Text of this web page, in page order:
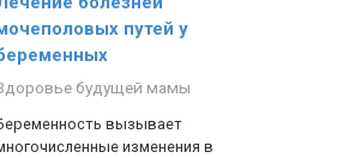
путей у
будущей мамы
вызывает
изменения в